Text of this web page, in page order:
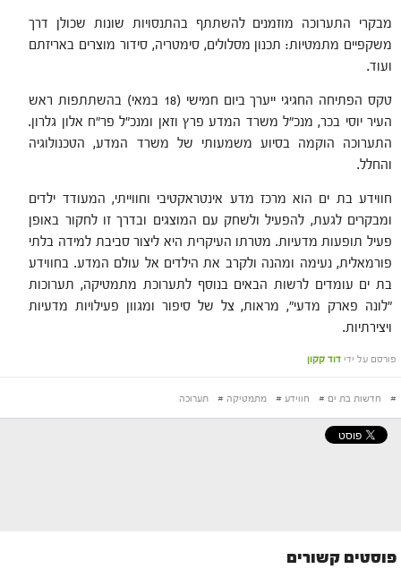
מבקרי התערוכה מוזמנים להשתתף בהתנסויות שונות שכולן דרך
משקפיים מתמטיות: תכנון מסלולים, סימטריה, סידור מוצרים באריזתם
ועוד.
טקס הפתיחה החגיגי ייערך ביום חמישי (18 במאי) בהשתתפות ראש
העיר יוסי בכר, מנכ"ל משרד המדע פרץ וזאן ומנכ"ל פר"ח אלון גלרון.
התערוכה הוקמה בסיוע משמעותי של משרד המדע, הטכנולוגיה
והחלל.
חווידע בת ים הוא מרכז מדע אינטראקטיבי וחווייתי, המעודד ילדים
ומבקרים לגעת, להפעיל ולשחק עם המוצגים ובדרך זו לחקור באופן
פעיל תופעות מדעיות. מטרתו העיקרית היא ליצור סביבת למידה בלתי
פורמאלית, נעימה ומהנה ולקרב את הילדים אל עולם המדע. בחווידע
בת ים עומדים לרשות הבאים בנוסף לתערוכת מתמטיקה, תערוכות
"לונה פארק מדעי", מראות, צל של סיפור ומגוון פעילויות מדעיות
ויצירתיות.
פורסם על ידי דוד קקון
# חדשות בת ים # חווידע # מתמטיקה # תערוכה
פוסטים קשורים